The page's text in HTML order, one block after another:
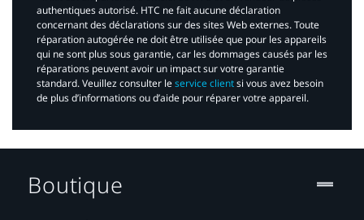
authentiques autorisé. HTC ne fait aucune déclaration
concernant des déclarations sur des sites Web externes. Toute
réparation autogérée ne doit être utilisée que pour les appareils
qui ne sont plus sous garantie, car les dommages causés par les
réparations peuvent avoir un impact sur votre garantie
standard. Veuillez consulter leservice clientsi vous avez besoin
de plus d’informations ou d’aide pour réparer votre appareil.​
Boutique